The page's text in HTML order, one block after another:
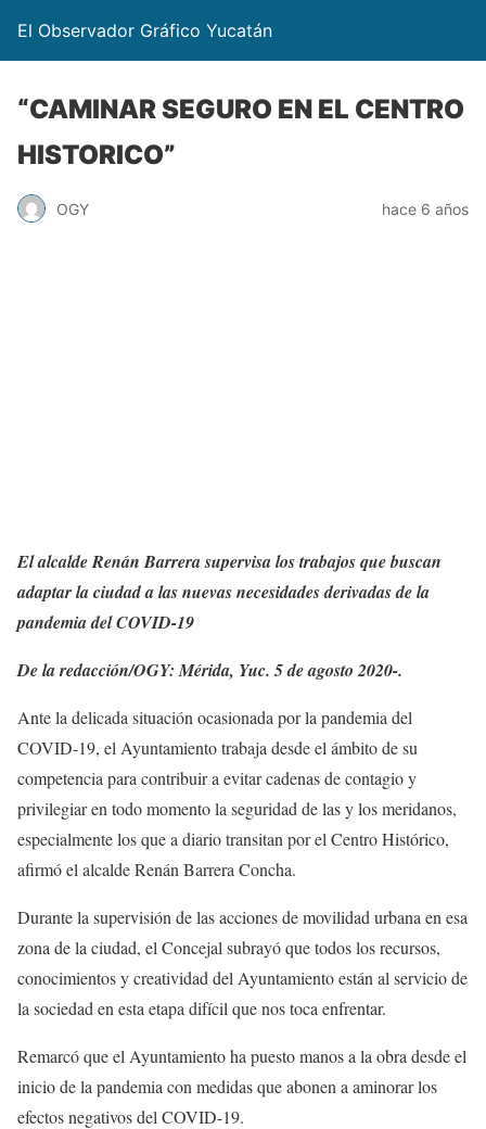
El Observador Gráfico Yucatán
“CAMINAR SEGURO EN EL CENTRO
HISTORICO”
OGY hace 6 años
El alcalde Renán Barrera supervisa los trabajos que buscan
adaptar la ciudad a las nuevas necesidades derivadas de la
pandemia del COVID-19
De la redacción/OGY: Mérida, Yuc. 5 de agosto 2020-.
Ante la delicada situación ocasionada por la pandemia del
COVID-19, el Ayuntamiento trabaja desde el ámbito de su
competencia para contribuir a evitar cadenas de contagio y
privilegiar en todo momento la seguridad de las y los meridanos,
especialmente los que a diario transitan por el Centro Histórico,
afirmó el alcalde Renán Barrera Concha.
Durante la supervisión de las acciones de movilidad urbana en esa
zona de la ciudad, el Concejal subrayó que todos los recursos,
conocimientos y creatividad del Ayuntamiento están al servicio de
la sociedad en esta etapa difícil que nos toca enfrentar.
Remarcó que el Ayuntamiento ha puesto manos a la obra desde el
inicio de la pandemia con medidas que abonen a aminorar los
efectos negativos del COVID-19.